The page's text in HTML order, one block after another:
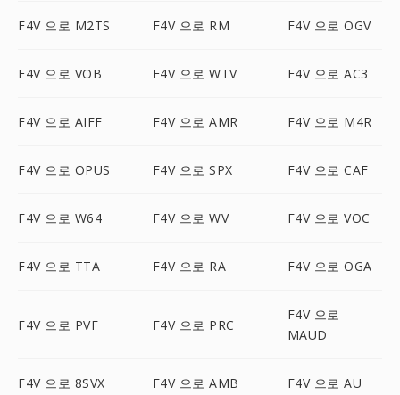
F4V 으로 M2TS F4V 으로 RM F4V 으로 OGV
F4V 으로 VOB F4V 으로 WTV F4V 으로 AC3
F4V 으로 AIFF F4V 으로 AMR F4V 으로 M4R
F4V 으로 OPUS F4V 으로 SPX F4V 으로 CAF
F4V 으로 W64 F4V 으로 WV F4V 으로 VOC
F4V 으로 TTA F4V 으로 RA F4V 으로 OGA
F4V 으로 PVF F4V 으로 PRC
F4V 으로
MAUD
F4V 으로 8SVX F4V 으로 AMB F4V 으로 AU